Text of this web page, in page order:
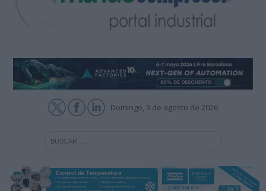
Domingo, 9 de agosto de 2026